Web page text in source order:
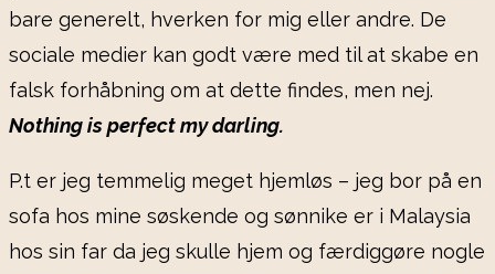
bare generelt, hverken for mig eller andre. De
sociale medier kan godt være med til at skabe en
falsk forhåbning om at dette findes, men nej.
Nothing is perfect my darling.
P.t er jeg temmelig meget hjemløs – jeg bor på en
sofa hos mine søskende og sønnike er i Malaysia
hos sin far da jeg skulle hjem og færdiggøre nogle